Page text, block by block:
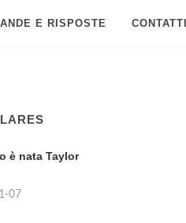
E RISPOSTE
è nata Taylor
07